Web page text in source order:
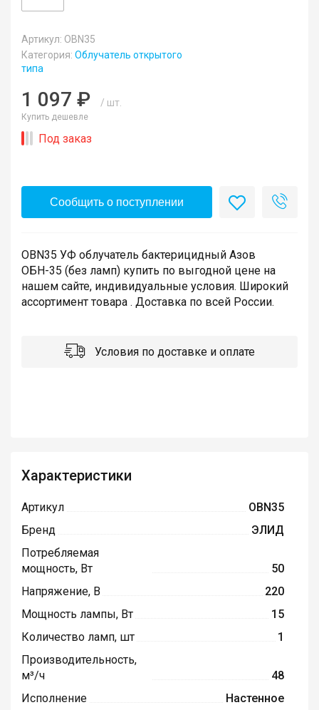
Артикул: OBN35
Категория: Облучатель открытого
типа
1 097 ₽ / шт.
Купить дешевле
Под заказ
Сообщить о поступлении
OBN35 УФ облучатель бактерицидный Азов
ОБН-35 (без ламп) купить по выгодной цене на
нашем сайте, индивидуальные условия. Широкий
ассортимент товара . Доставка по всей России.
Условия по доставке и оплате
Характеристики
Артикул
OBN35
Бренд
ЭЛИД
Потребляемая
мощность, Вт
50
Напряжение, В
220
Мощность лампы, Вт
15
Количество ламп, шт
1
Производительность,
м³/ч
48
Исполнение
Настенное